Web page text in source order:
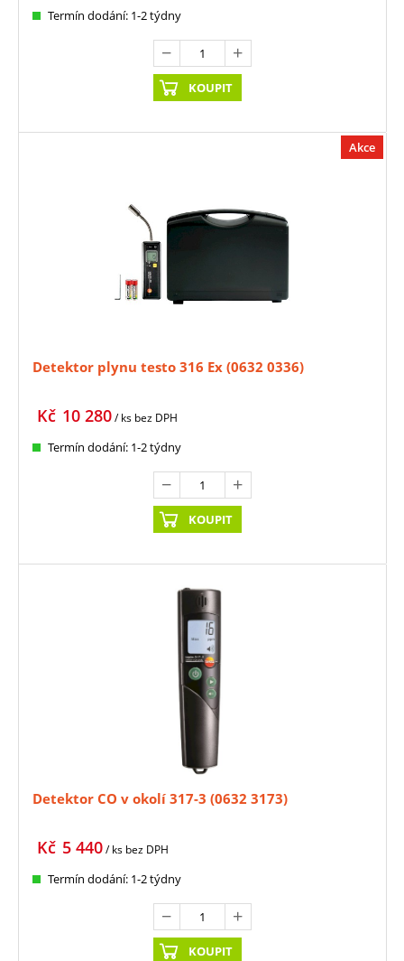
Termín dodání: 1-2 týdny
KOUPIT
Akce
Detektor plynu testo 316 Ex (0632 0336)
10 280
Kč / ks bez DPH
Termín dodání: 1-2 týdny
KOUPIT
Detektor CO v okolí 317-3 (0632 3173)
5 440
Kč / ks bez DPH
Termín dodání: 1-2 týdny
KOUPIT